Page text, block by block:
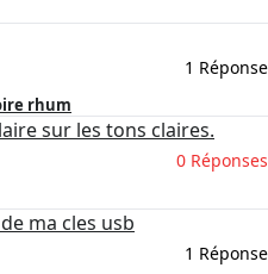
1 Réponse
rhum
sur les tons claires.
0 Réponses
ma cles usb
1 Réponse